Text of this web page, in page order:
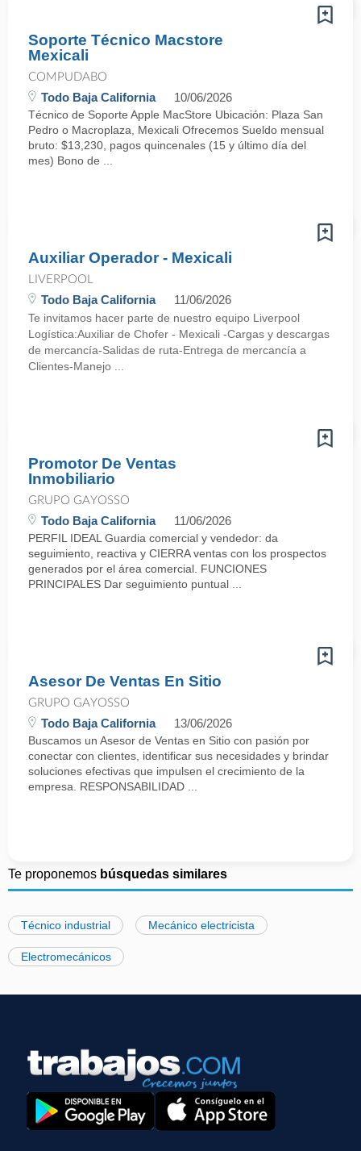
Soporte Técnico Macstore
Mexicali
COMPUDABO
Todo Baja California 10/06/2026
Técnico de Soporte Apple MacStore Ubicación: Plaza San
Pedro o Macroplaza, Mexicali Ofrecemos Sueldo mensual
bruto: $13,230, pagos quincenales (15 y último día del
mes) Bono de ...
Auxiliar Operador - Mexicali
LIVERPOOL
Todo Baja California 11/06/2026
Te invitamos hacer parte de nuestro equipo Liverpool
Logística:Auxiliar de Chofer - Mexicali -Cargas y descargas
de mercancía-Salidas de ruta-Entrega de mercancía a
Clientes-Manejo ...
Promotor De Ventas
Inmobiliario
GRUPO GAYOSSO
Todo Baja California 11/06/2026
PERFIL IDEAL Guardia comercial y vendedor: da
seguimiento, reactiva y CIERRA ventas con los prospectos
generados por el área comercial. FUNCIONES
PRINCIPALES Dar seguimiento puntual ...
Asesor De Ventas En Sitio
GRUPO GAYOSSO
Todo Baja California 13/06/2026
Buscamos un Asesor de Ventas en Sitio con pasión por
conectar con clientes, identificar sus necesidades y brindar
soluciones efectivas que impulsen el crecimiento de la
empresa. RESPONSABILIDAD ...
Te proponemos búsquedas similares
Técnico industrial Mecánico electricista
Electromecánicos